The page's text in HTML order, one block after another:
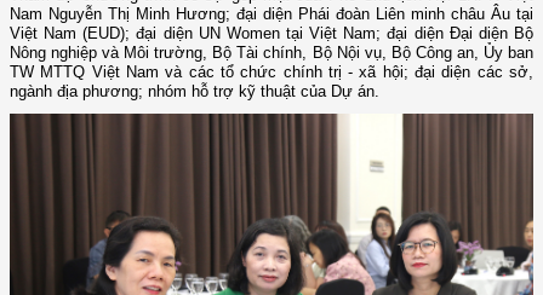
Nam Nguyễn Thị Minh Hương; đại diện Phái đoàn Liên minh châu Âu tại
Việt Nam (EUD); đại diện UN Women tại Việt Nam; đại diện Đại diện Bộ
Nông nghiệp và Môi trường, Bộ Tài chính, Bộ Nội vụ, Bộ Công an, Ủy ban
TW MTTQ Việt Nam và các tổ chức chính trị - xã hội; đại diện các sở,
ngành địa phương; nhóm hỗ trợ kỹ thuật của Dự án.